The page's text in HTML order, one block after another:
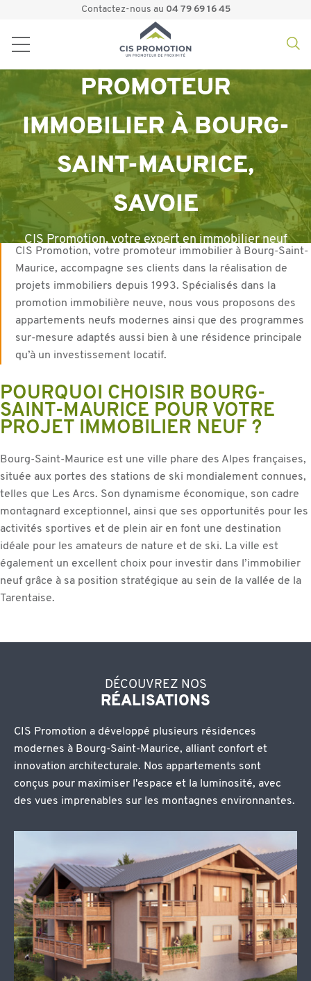
Contactez-nous au 04 79 69 16 45
PROMOTEUR
IMMOBILIER À BOURG-
SAINT-MAURICE,
SAVOIE
CIS Promotion, votre expert en immobilier neuf
CIS Promotion, votre promoteur immobilier à Bourg-Saint-
Maurice, accompagne ses clients dans la réalisation de
projets immobiliers depuis 1993. Spécialisés dans la
promotion immobilière neuve, nous vous proposons des
appartements neufs modernes ainsi que des programmes
sur-mesure adaptés aussi bien à une résidence principale
qu’à un investissement locatif.
POURQUOI CHOISIR BOURG-
SAINT-MAURICE POUR VOTRE
PROJET IMMOBILIER NEUF ?
Bourg-Saint-Maurice est une ville phare des Alpes françaises,
située aux portes des stations de ski mondialement connues,
telles que Les Arcs. Son dynamisme économique, son cadre
montagnard exceptionnel, ainsi que ses opportunités pour les
activités sportives et de plein air en font une destination
idéale pour les amateurs de nature et de ski. La ville est
également un excellent choix pour investir dans l’immobilier
neuf grâce à sa position stratégique au sein de la vallée de la
Tarentaise.
DÉCOUVREZ NOS
RÉALISATIONS
CIS Promotion a développé plusieurs résidences
modernes à Bourg-Saint-Maurice, alliant confort et
innovation architecturale. Nos appartements sont
conçus pour maximiser l'espace et la luminosité, avec
des vues imprenables sur les montagnes environnantes.